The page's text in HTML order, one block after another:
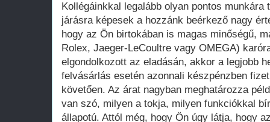
Kollégáinkkal legalább olyan pontos
járásra képesek a hozzánk beérkező nagy
hogy az Ön birtokában is magas minőségű,
Rolex, Jaeger-LeCoultre vagy OMEGA)
elgondolkozott az eladásán, akkor a legjobb
felvásárlás esetén azonnali készpénzben
követően. Az árat nagyban meghatározza
van szó, milyen a tokja, milyen funkciókkal
állapotú. Attól még, hogy Ön úgy látja, hogy